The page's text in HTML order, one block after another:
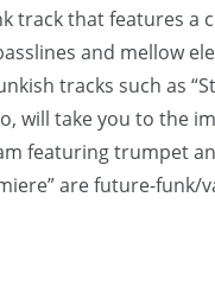
track that features
and mellow
tracks such as
will take you to the
featuring trumpet
are future-